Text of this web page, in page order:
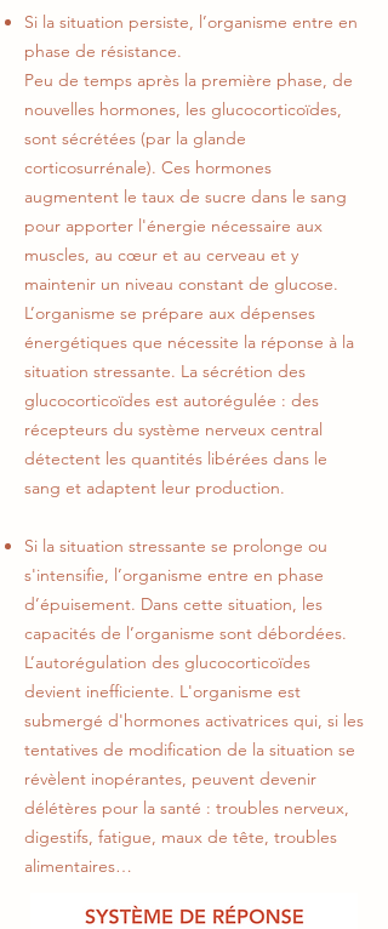
Si la situation persiste, l’organisme entre en
phase de résistance.
Peu de temps après la première phase, de
nouvelles hormones, les glucocorticoïdes,
sont sécrétées (par la glande
corticosurrénale). Ces hormones
augmentent le taux de sucre dans le sang
pour apporter l'énergie nécessaire aux
muscles, au cœur et au cerveau et y
maintenir un niveau constant de glucose.
L’organisme se prépare aux dépenses
énergétiques que nécessite la réponse à la
situation stressante. La sécrétion des
glucocorticoïdes est autorégulée : des
récepteurs du système nerveux central
détectent les quantités libérées dans le
sang et adaptent leur production.
Si la situation stressante se prolonge ou
s'intensifie, l’organisme entre en phase
d’épuisement. Dans cette situation, les
capacités de l’organisme sont débordées.
L’autorégulation des glucocorticoïdes
devient inefficiente. L'organisme est
submergé d'hormones activatrices qui, si les
tentatives de modification de la situation se
révèlent inopérantes, peuvent devenir
délétères pour la santé : troubles nerveux,
digestifs, fatigue, maux de tête, troubles
alimentaires…